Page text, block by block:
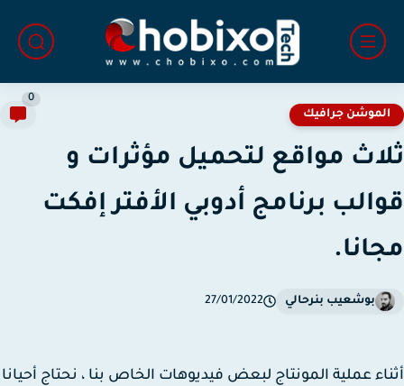
جرافيك
مواقع لتحميل مؤثرات و
برنامج أدوبي الأفتر إفكت
بوشعيب بنرحالي 27/01/2022
عملية المونتاج لبعض فيديوهات الخاص بنا ، نحتاج أحيانا